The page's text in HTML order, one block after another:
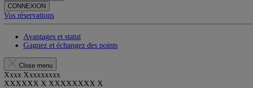
CONNEXION
Vos réservations
Avantages et statut
Gagnez et échangez des points
Close menu
Xxxx Xxxxxxxxx
XXXXXX X XXXXXXXX X